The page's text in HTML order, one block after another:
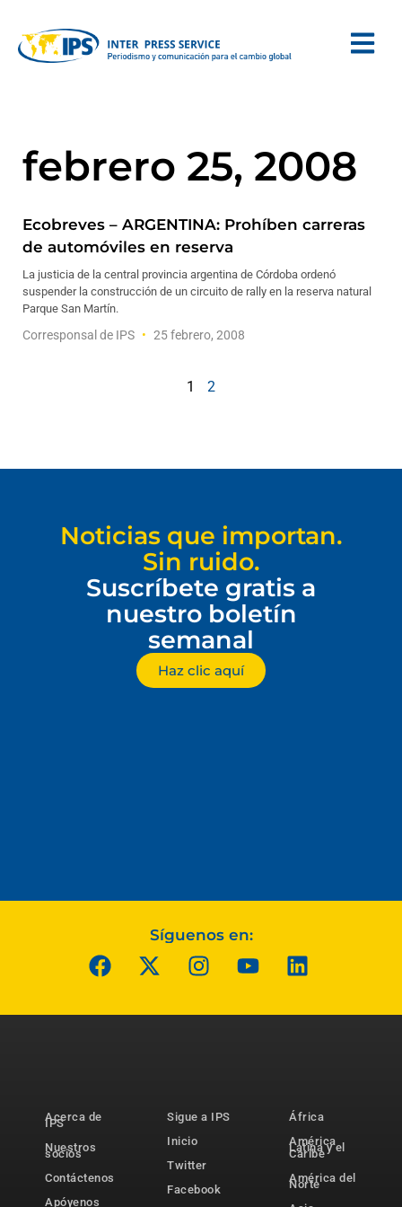
febrero 25, 2008
Ecobreves – ARGENTINA: Prohíben carreras
de automóviles en reserva
La justicia de la central provincia argentina de Córdoba ordenó
suspender la construcción de un circuito de rally en la reserva natural
Parque San Martín.
Corresponsal de IPS 25 febrero, 2008
1 2
Noticias que importan.
Sin ruido.
Suscríbete gratis a
nuestro boletín
semanal
Haz clic aquí
Síguenos en:
Acerca de
IPS
Nuestros
socios
Contáctenos
Apóyenos
Sigue a IPS
Inicio
Twitter
Facebook
África
América
Latina y el
Caribe
América del
Norte